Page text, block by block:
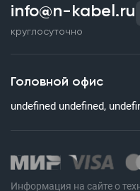
Документы и
Оплата и доставка
Гарантия качества
Статьи
Вопросы и ответы
info@n-kabel.ru
круглосуточно
Головной офис
undefined undefined,
Информация на сайте о